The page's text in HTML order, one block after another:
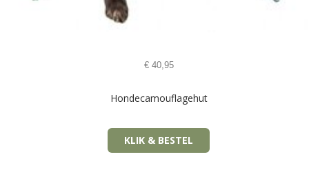
€40,95
Hondecamouflagehut
KLIK & BESTEL